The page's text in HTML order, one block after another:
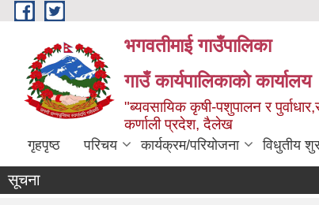
Skip to main content
भगवतीमाई गाउँपालिका
गाउँ कार्यपालिकाको कार्यालय
"ब्यवसायिक कृषी-पशुपालन र
कर्णाली प्रदेश, दैलेख
गृहपृष्ठ परिचय कार्यक्रम/परियोजना विधुतीय
सूचना